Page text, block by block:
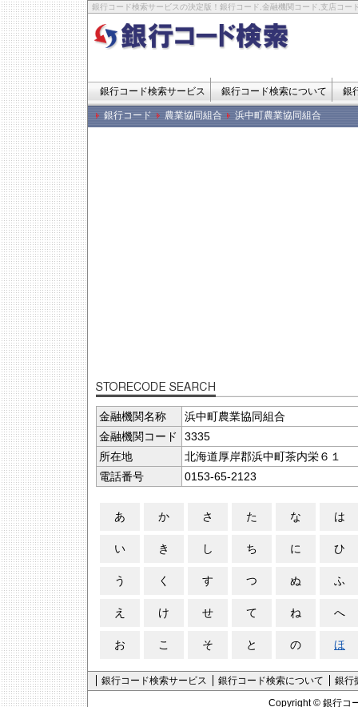
銀行コード検索サービスの決定版！銀行コード,金融機関コード,支店コー
銀行コード検索サービス 銀行コード検索について 銀
銀行コード 農業協同組合 浜中町農業協同組合
金融機関名称
浜中町農業協同組合
金融機関コード
3335
所在地
北海道厚岸郡浜中町茶内栄６１
電話番号
0153-65-2123
あ か さ た な は
い き し ち に ひ
う く す つ ぬ ふ
え け せ て ね へ
お こ そ と の ほ
銀行コード検索サービス 銀行コード検索について
銀行
Copyright © 銀行コ